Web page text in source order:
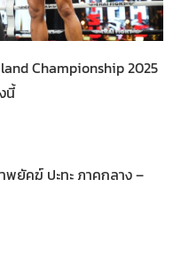
Championship 2025
นี้
คฆ์ ปะทะ ภาคกลาง –